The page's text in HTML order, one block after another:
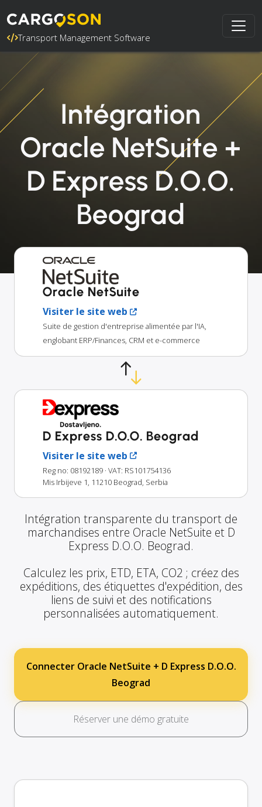
Transport Management Software
Intégration
Oracle NetSuite +
D Express D.O.O.
Beograd
Oracle NetSuite
Visiter le site web
Suite de gestion d'entreprise alimentée par l'IA,
englobant ERP/Finances, CRM et e-commerce
D Express D.O.O. Beograd
Visiter le site web
Reg no: 08192189 · VAT: RS101754136
Mis Irbijeve 1, 11210 Beograd, Serbia
Intégration transparente du transport de
marchandises entre Oracle NetSuite et D
Express D.O.O. Beograd.
Calculez les prix, ETD, ETA, CO2 ; créez des
expéditions, des étiquettes d'expédition, des
liens de suivi et des notifications
personnalisées automatiquement.
Connecter Oracle NetSuite + D Express D.O.O.
Beograd
Réserver une démo gratuite